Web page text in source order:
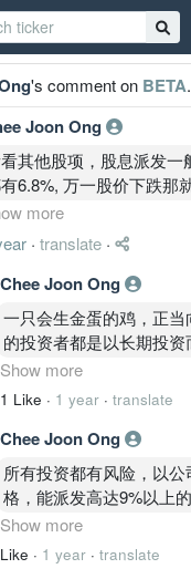
's comment on BETA.
Joon Ong
其他股项，股息派发一
6.8%, 万一股价下跌那
稳固，公司还不断提升
过IPO价格入场可说是
more
· translate ·
Chee Joon Ong
一只会生金蛋的鸡，正
的投资者都是以长期投
Beta和新加坡SiGenex公
增加而股价也随着攀升，
Show more
1 Like · 1 year · translate
Chee Joon Ong
所有投资都有风险，以
格，能派发高达9%以上
有保守而不求上进，投资
Show more
Like · 1 year · translate